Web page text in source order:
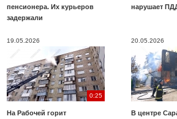
пенсионера. Их курьеров
задержали
нарушает
19.05.2026
0:25
На Рабочей горит
20.05.2026
В центре